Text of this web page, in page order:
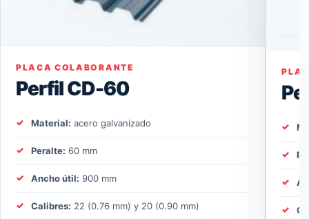
PLACA COLABORANTE
Perfil CD-60
Material: acero galvanizado
Peralte: 60 mm
Ancho útil: 900 mm
Calibres: 22 (0.76 mm) y 20 (0.90 mm)